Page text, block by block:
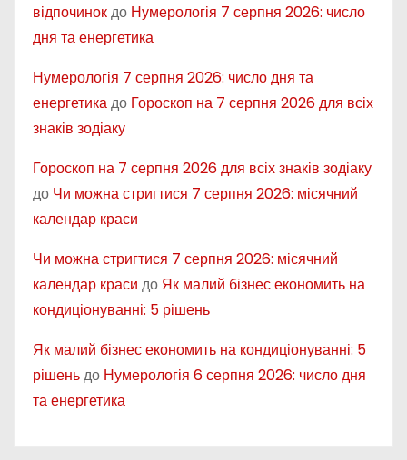
відпочинокдо Нумерологія 7 серпня 2026: число
дня та енергетика
Нумерологія 7 серпня 2026: число дня та
енергетикадо Гороскоп на 7 серпня 2026 для всіх
знаків зодіаку
Гороскоп на 7 серпня 2026 для всіх знаків зодіаку
до Чи можна стригтися 7 серпня 2026: місячний
календар краси
Чи можна стригтися 7 серпня 2026: місячний
календар краси до Як малий бізнес економить на
кондиціонуванні: 5 рішень
Як малий бізнес економить на кондиціонуванні: 5
рішеньдо Нумерологія 6 серпня 2026: число дня
та енергетика